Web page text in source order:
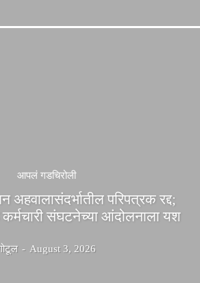
आपलं गडचिरोली
परिपत्रक रद्द;
कर्मचारी संघटनेच्या आंदोलनाला यश
- August 3, 2026